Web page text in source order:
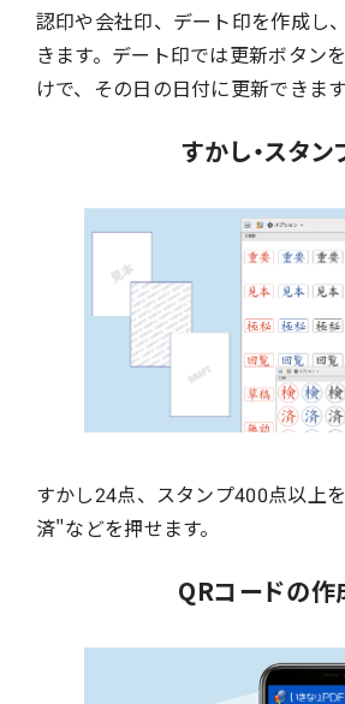
認印や会社印、デート印を作成し
きます。デート印では更新ボタン
けで、その日の日付に更新できます
すかし・スタン
すかし24点、スタンプ400点以上
済"などを押せます。
QRコードの作